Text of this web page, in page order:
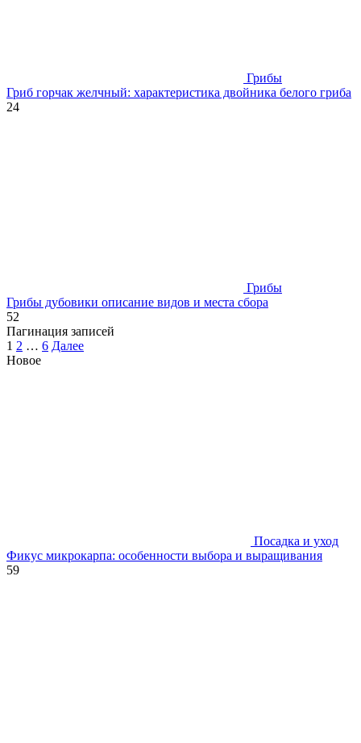
Грибы
Гриб горчак желчный: характеристика двойника белого гриба
24
Грибы
Грибы дубовики описание видов и места сбора
52
Пагинация записей
1 2 … 6 Далее
Новое
Посадка и уход
Фикус микрокарпа: особенности выбора и выращивания
59